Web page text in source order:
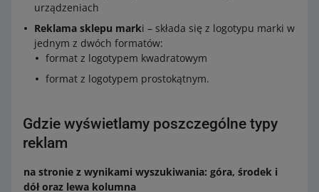
urządzeniach
Reklama sklepu marki – składa się z logotypu marki w
jednym z dwóch formatów:
format z logotypem kwadratowym
format z logotypem prostokątnym.
Gdzie wyświetlamy poszczególne typy
reklam
na stronie z wynikami wyszukiwania: góra, środek i
dół oraz lewa kolumna